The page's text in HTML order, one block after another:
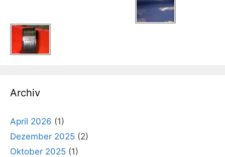
Archiv
April 2026 (1)
Dezember 2025 (2)
Oktober 2025 (1)